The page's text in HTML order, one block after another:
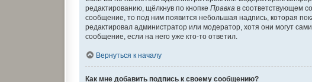
редактированию, щёлкнув по кнопкеПравка в соответствующем
сообщение, то под ним появится небольшая надпись, которая
редактировал администратор или модератор, хотя они могут
сообщение, если на него уже кто-то ответил.
Вернуться к началу
Как мне добавить подпись к своему сообщению?